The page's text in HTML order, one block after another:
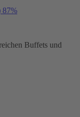
87%
Buffets und